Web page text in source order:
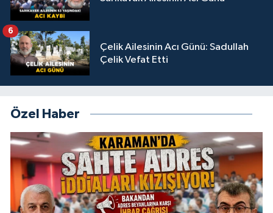
Çelik Ailesinin Acı Günü: Sadullah
Çelik Vefat Etti
6
Özel Haber